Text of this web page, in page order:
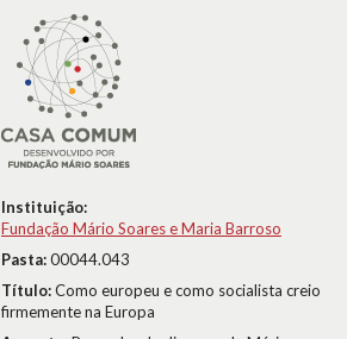
Instituição:
Fundação Mário Soares e Maria Barroso
Pasta:00044.043
Título:Como europeu e como socialista creio
firmemente na Europa